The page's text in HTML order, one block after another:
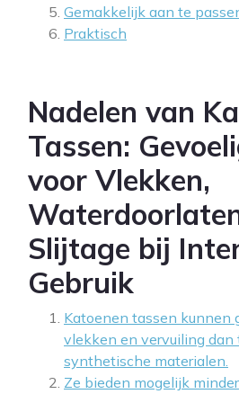
Gemakkelijk aan te
Praktisch
Nadelen van
Tassen:
voor Vlekken,
Slijtage bij
Gebruik
Katoenen tassen kunnen
vlekken en vervuiling dan
synthetische materialen.
Ze bieden mogelijk minder